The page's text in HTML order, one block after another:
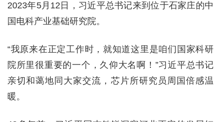
2023年5月12日，习近平总书记来到位于石家庄的中
国电科产业基础研究院。
“我原来在正定工作时，就知道这里是咱们国家科研
院所里很重要的一个，久仰大名啊！”习近平总书记
亲切和蔼地同大家交流，芯片所研究员周国倍感温
暖。